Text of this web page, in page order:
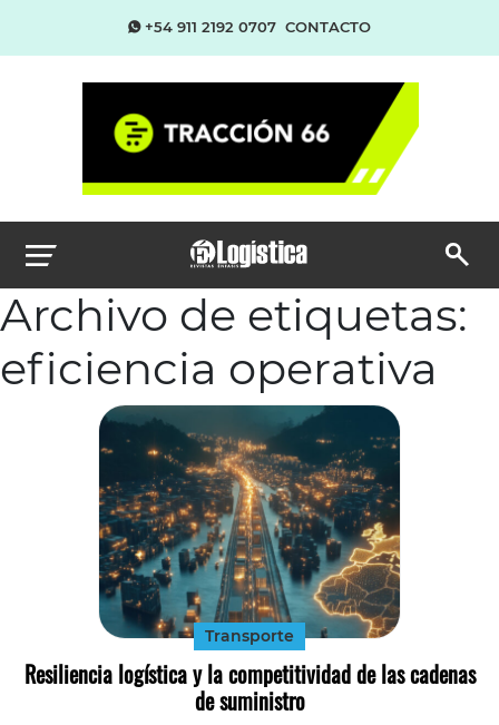
+54 911 2192 0707 CONTACTO
Archivo de etiquetas:
eficiencia operativa
Transporte
Resiliencia logística y la competitividad de las cadenas
de suministro